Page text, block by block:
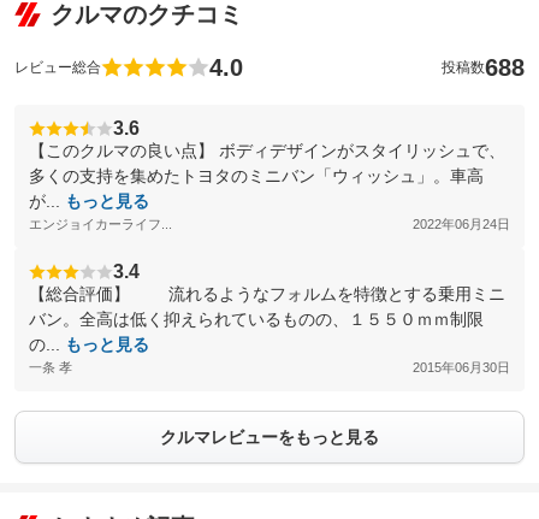
クルマのクチコミ
レビュー総合 4.0 投稿数688
3.6
【このクルマの良い点】 ボディデザインがスタイリッシュで、
多くの支持を集めたトヨタのミニバン「ウィッシュ」。車高
が...
もっと見る
エンジョイカーライフ... 2022年06月24日
3.4
【総合評価】 流れるようなフォルムを特徴とする乗用ミニ
バン。全高は低く抑えられているものの、１５５０ｍｍ制限
の...
もっと見る
一条 孝 2015年06月30日
クルマレビューをもっと見る